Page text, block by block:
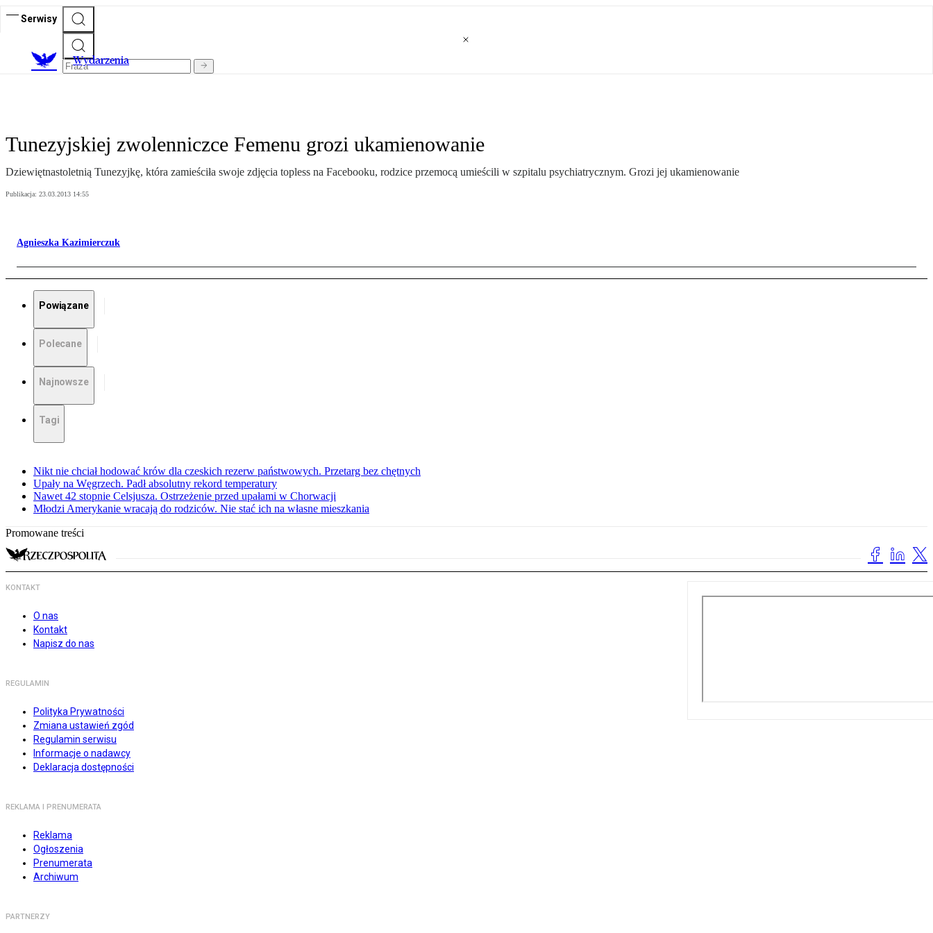
Serwisy
Wydarzenia
Tunezyjskiej zwolenniczce Femenu grozi ukamienowanie
Dziewiętnastoletnią Tunezyjkę, która zamieściła swoje zdjęcia topless na Facebooku, rodzice przemocą umieścili w szpitalu psychiatrycznym. Grozi jej ukamienowanie
Publikacja: 23.03.2013 14:55
Agnieszka Kazimierczuk
Powiązane
Polecane
Najnowsze
Tagi
Nikt nie chciał hodować krów dla czeskich rezerw państwowych. Przetarg bez chętnych
Upały na Węgrzech. Padł absolutny rekord temperatury
Nawet 42 stopnie Celsjusza. Ostrzeżenie przed upałami w Chorwacji
Młodzi Amerykanie wracają do rodziców. Nie stać ich na własne mieszkania
Promowane treści
KONTAKT
O nas
Kontakt
Napisz do nas
REGULAMIN
Polityka Prywatności
Zmiana ustawień zgód
Regulamin serwisu
Informacje o nadawcy
Deklaracja dostępności
REKLAMA I PRENUMERATA
Reklama
Ogłoszenia
Prenumerata
Archiwum
PARTNERZY